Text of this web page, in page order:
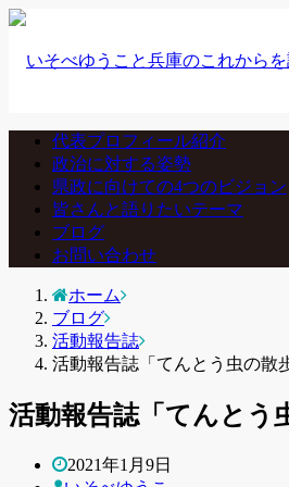
代表プロフィール紹介
政治に対する姿勢
県政に向けての4つのビジョン
皆さんと語りたいテーマ
ブログ
お問い合わせ
ホーム
ブログ
活動報告誌
活動報告誌「てんとう虫の散
活動報告誌「てんとう
2021年1月9日